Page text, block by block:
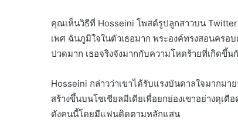
คุณเห็นวิธีที่ Hosseini โพสต์รูปลูกสาวบน
เพศ ฉันภูมิใจในตัวเธอมาก พระองค์ทรงสอนครอ
ปวดมาก เธอจริงจังมากกับความโหดร้ายที่เกิดขึ้
Hosseini กล่าวว่าเขาได้รับแรงบันดาลใจมากม
สร้างขึ้นบนโซเชียลมีเดียเพื่อยกย่องเขาอย่างดุเ
ดังคนนี้โดยมีแฟนติดตามหลักแสน